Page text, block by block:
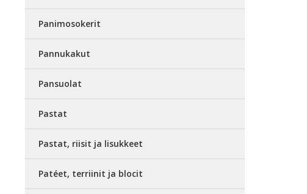
Panimosokerit
Pannukakut
Pansuolat
Pastat
Pastat, riisit ja lisukkeet
Patéet, terriinit ja blocit